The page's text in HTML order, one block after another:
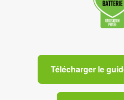
Télécharger le